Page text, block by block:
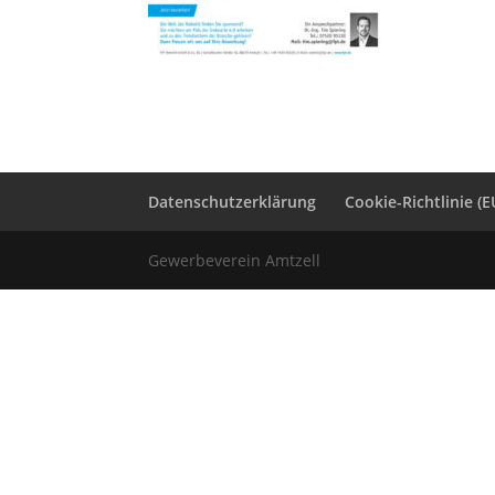
Datenschutzerklärung Cookie-Richtlinie
Gewerbeverein Amtzell